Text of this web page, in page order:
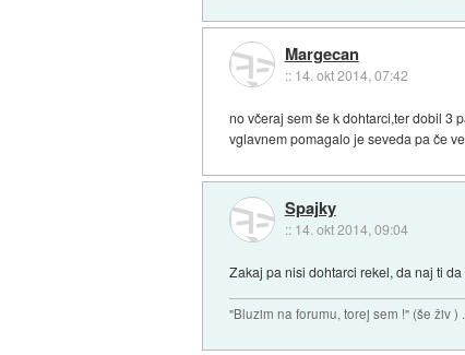
Margecan
:: 14. okt 2014, 07:42
no včeraj sem še k dohtarci,ter dobil 3
vglavnem pomagalo je seveda pa če
Spajky
:: 14. okt 2014, 09:04
Zakaj pa nisi dohtarci rekel, da naj ti
"Bluzim na forumu, torej sem !" (še živ )